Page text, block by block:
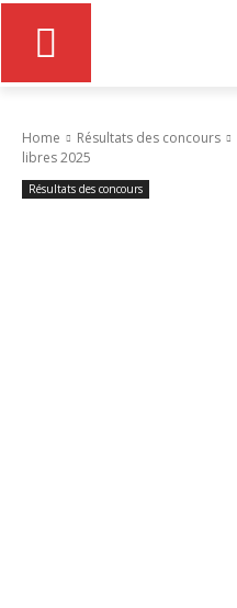
Home Résultats des concours
libres 2025
Résultats des concours